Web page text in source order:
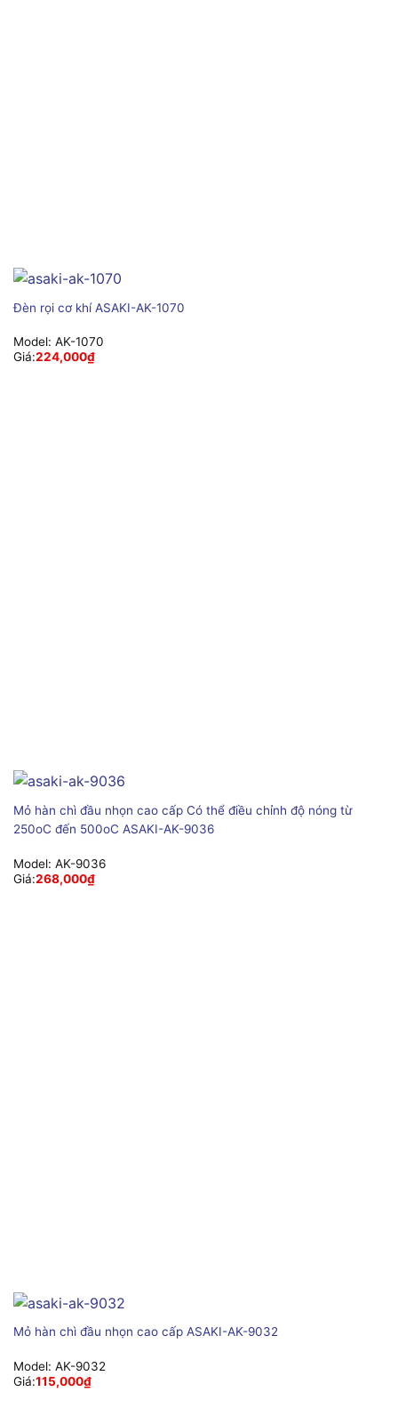
Đèn rọi cơ khí ASAKI-AK-1070
Model: AK-1070
Giá:224,000₫
Mỏ hàn chì đầu nhọn cao cấp Có thể điều chỉnh độ nóng từ
250oC đến 500oC ASAKI-AK-9036
Model: AK-9036
Giá:268,000₫
Mỏ hàn chì đầu nhọn cao cấp ASAKI-AK-9032
Model: AK-9032
Giá:115,000₫